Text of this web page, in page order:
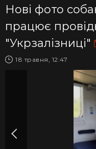
Нові фото
працює
"Укрзалізниці"
18 травня, 12:47